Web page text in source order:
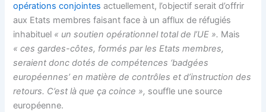
opérations conjointes actuellement, l’objectif serait d’offrir
aux Etats membres faisant face à un afflux de réfugiés
inhabituel « un soutien opérationnel total de l’UE ». Mais
« ces gardes-côtes, formés par les Etats membres,
seraient donc dotés de compétences ‘badgées
européennes’ en matière de contrôles et d’instruction des
retours. C’est là que ça coince », souffle une source
européenne.